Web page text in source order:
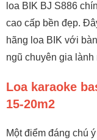
loa BIK BJ S886
cao cấp bền đẹp.
hãng loa BIK với
ngũ chuyên gia
Loa karaoke
15-20m2
Một điểm đáng chú